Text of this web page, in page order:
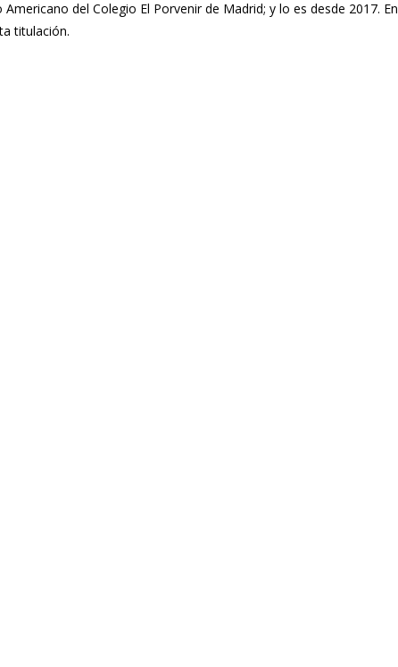
del Colegio El Porvenir de Madrid; y lo es desde 2017. En
titulación.